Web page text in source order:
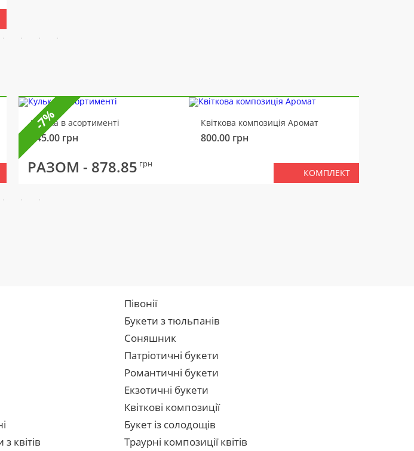
Кулька в асортименті
145.00 грн
Квіткова композиція Аромат
800.00 грн
РАЗОМ - 878.85 грн
КОМПЛЕКТ
-7%
Півонії
Букети з тюльпанів
Соняшник
Патріотичні букети
Романтичні букети
Екзотичні букети
Квіткові композиції
Букет із солодощів
квітів
Траурні композиції квітів